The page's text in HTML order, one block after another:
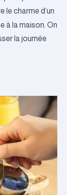
le charme d’un
à la maison. On
la journée